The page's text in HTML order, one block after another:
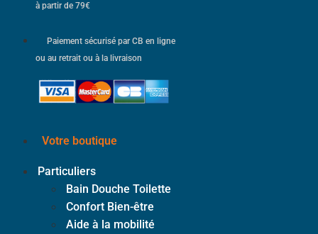
à partir de 79€
Paiement sécurisé par CB en ligne
ou au retrait ou à la livraison
Votre boutique
Particuliers
Bain Douche Toilette
Confort Bien-être
Aide à la mobilité